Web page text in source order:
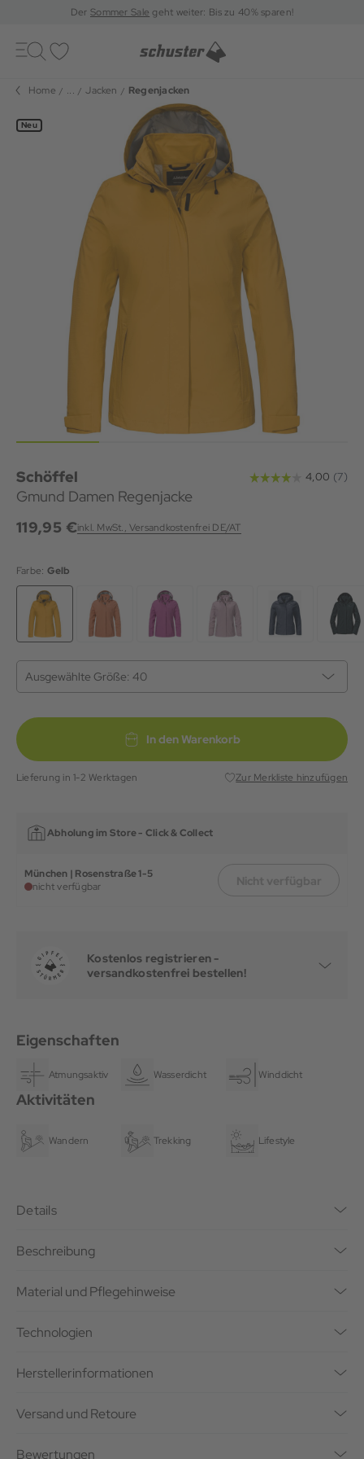
DerSommer Sale geht weiter: Bis zu 40% sparen!
Toggle
navigation
Neu
Home ... Jacken Regenjacken
Schöffel
Gmund Damen Regenjacke
119,95 €inkl. MwSt., Versandkostenfrei DE/AT
Farbe: Gelb
Ausgewählte Größe: 40
In den Warenkorb
Lieferung in 1-2 Werktagen Zur Merkliste hinzufügen
Abholung im Store - Click & Collect
München | Rosenstraße 1-5
nicht verfügbar
Kostenlos registrieren -
versandkostenfrei bestellen!
Eigenschaften
Atmungsaktiv Wasserdicht Winddicht
Aktivitäten
Wandern Trekking Lifestyle
Details
Beschreibung
Material und Pflegehinweise
Technologien
Herstellerinformationen
Versand und Retoure
Bewertungen